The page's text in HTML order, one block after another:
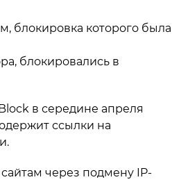
блокировка которого была
блокировались в
в середине апреля
ссылки на
через подмену IP-